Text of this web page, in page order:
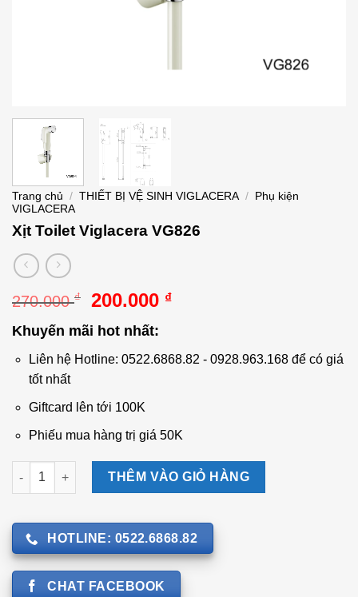
Trang chủ / THIẾT BỊ VỆ SINH VIGLACERA /
Phụ kiện
VIGLACERA
Xịt Toilet Viglacera VG826
270.000₫
Giá
là:
270.000 ₫.
200.000 ₫Giá
là:
Khuyến mãi hot nhất:
Liên hệ Hotline: 0522.6868.82 - 0928.963.168 để có giá
tốt nhất
Giftcard lên tới 100K
Phiếu mua hàng trị giá 50K
Xịt Toilet Viglacera VG826 số lượng
THÊM VÀO GIỎ HÀNG
HOTLINE: 0522.6868.82
CHAT FACEBOOK